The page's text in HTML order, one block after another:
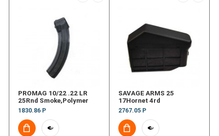
PROMAG 10/22 .22 LR
25Rnd Smoke,Polymer
1830.86 Р
SAVAGE ARMS 25
17Hornet 4rd
2767.05 Р